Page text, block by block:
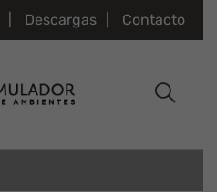
Descargas Contacto